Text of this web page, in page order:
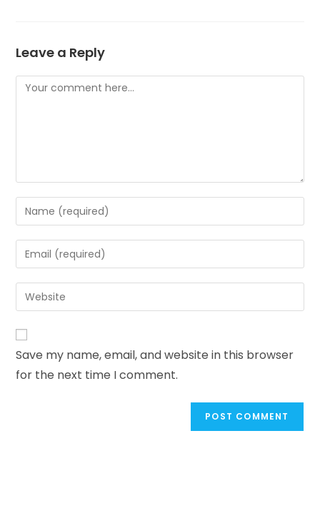
Leave a Reply
Comment
Enter
your
name
or
to
comment
Enter
your
email
address
comment
Enter
your
website
URL
(optional)
Save my name, email, and website in this browser
for the next time I comment.